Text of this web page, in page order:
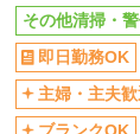
未経験歓迎
週2～3日勤務OK
副業・Wワーク
その他清掃・
即日勤務OK
主婦・主夫歓